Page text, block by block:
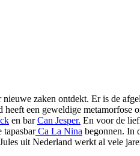
zaken ontdekt. Er is de
een geweldige metamorfose
en barCan Jesper. En voor de
tapasbarCa La Nina begonnen. In
uit Nederland werkt al vele